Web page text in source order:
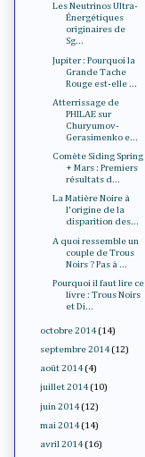
Les Neutrinos Ultra-
Énergétiques
originaires de
Sg...
Jupiter : Pourquoi la
Grande Tache
Rouge est-elle ...
Atterrissage de
PHILAE sur
Churyumov-
Gerasimenko e...
Comète Siding Spring
+ Mars : Premiers
résultats d...
La Matière Noire à
l'origine de la
disparition des...
A quoi ressemble un
couple de Trous
Noirs ? Pas à ...
Pourquoi il faut lire ce
livre : Trous Noirs
et Di...
octobre 2014 (14)
septembre 2014 (12)
août 2014 (4)
juillet 2014 (10)
juin 2014 (12)
mai 2014 (14)
avril 2014 (16)